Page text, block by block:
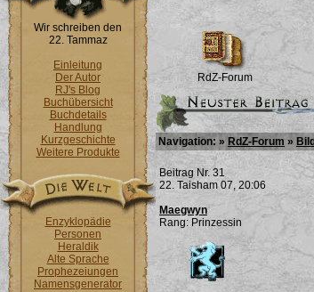
Wir schreiben den
22. Tammaz
Einleitung
Der Autor
RJ's Blog
Buchübersicht
Buchdetails
Handlung
Kurzgeschichte
Weitere Produkte
Enzyklopädie
Personen
Heraldik
Alte Sprache
Prophezeiungen
Namensgenerator
RdZ-Forum
Navigation: » RdZ-Forum »
Beitrag Nr. 31
22. Taisham 07, 20:06
Maegwyn
Rang: Prinzessin